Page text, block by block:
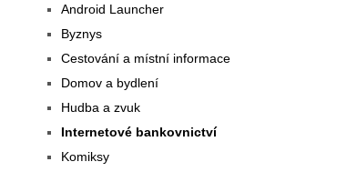
Android Launcher
Byznys
Cestování a místní informace
Domov a bydlení
Hudba a zvuk
Internetové bankovnictví
Komiksy